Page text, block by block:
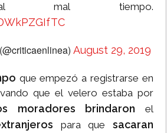
mal tiempo.
August 29, 2019
que empezó a registrarse en
que el velero estaba por
moradores brindaron el
para que sacaran